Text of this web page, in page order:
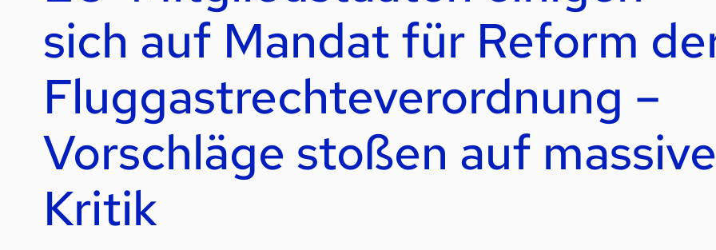
sich auf Mandat für Reform
Fluggastrechteverordnung –
Vorschläge stoßen auf massive
Kritik